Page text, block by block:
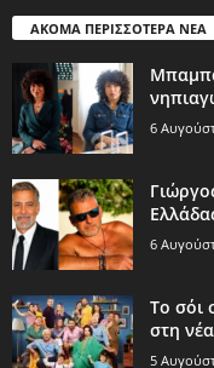
ΑΚΟΜΑ ΠΕΡΙΣΣΟΤΕΡΑ ΝΕΑ
6
6
Το σόι
στη
5